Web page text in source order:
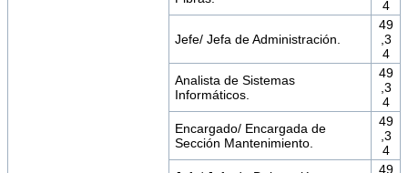
4
Jefe/ Jefa de Administración.
49
,3
4
Analista de Sistemas
Informáticos.
49
,3
4
Encargado/ Encargada de
Sección Mantenimiento.
49
,3
4
49